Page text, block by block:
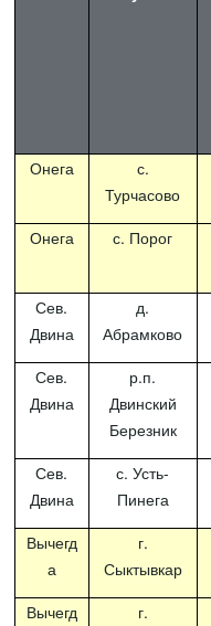
Онега
с.
Турчасово
Онега
с. Порог
Сев.
Двина
д.
Абрамково
Сев.
Двина
р.п.
Двинский
Березник
Сев.
Двина
с. Усть-
Пинега
Вычегд
а
г.
Сыктывкар
Вычегд
г.